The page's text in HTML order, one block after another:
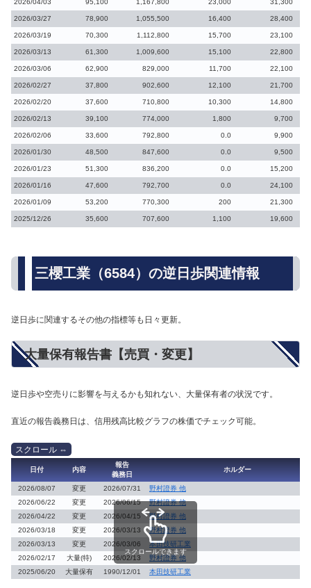
2026/04/03 95,100 1,167,800 23,000 31,300
2026/03/27 78,900 1,055,500 16,400 28,400
2026/03/19 70,300 1,112,800 15,700 23,100
2026/03/13 61,300 1,009,600 15,100 22,800
2026/03/06 62,900 829,000 11,700 22,100
2026/02/27 37,800 902,600 12,100 21,700
2026/02/20 37,600 710,800 10,300 14,800
2026/02/13 39,100 774,000 1,800 9,700
2026/02/06 33,600 792,800 0.0 9,900
2026/01/30 48,500 847,600 0.0 9,500
2026/01/23 51,300 836,200 0.0 15,200
2026/01/16 47,600 792,700 0.0 24,100
2026/01/09 53,200 770,300 200 21,300
2025/12/26 35,600 707,600 1,100 19,600
三櫻工業（6584）の逆日歩関連情報
逆日歩に関連するその他の指標等も日々更新。
大量保有報告書【売買・変更】
逆日歩や空売りに影響を与えるかも知れない、大量保有者の状況です。
直近の報告義務日は、信用残高比較グラフの株価でチェック可能。
日付 内容
報告
義務日
ホルダー
2026/08/07 変更 2026/07/31
野村證券 他
2026/06/22
変更 2026/06/15
野村證券 他
2026/04/22
変更 2026/04/15
野村證券 他
2026/03/18
変更 2026/03/13
野村證券 他
2026/03/13
変更 2026/03/06
本田技研工業
2026/02/17
大量(特) 2026/02/13
野村證券 他
2025/06/20
大量保有 1990/12/01 本田技研工業
スクロールできます